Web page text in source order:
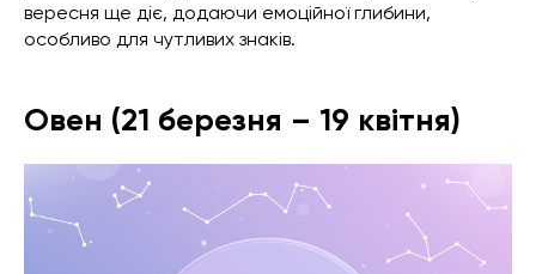
вересня ще діє, додаючи емоційної глибини,
особливо для чутливих знаків.
Овен (21 березня – 19 квітня)